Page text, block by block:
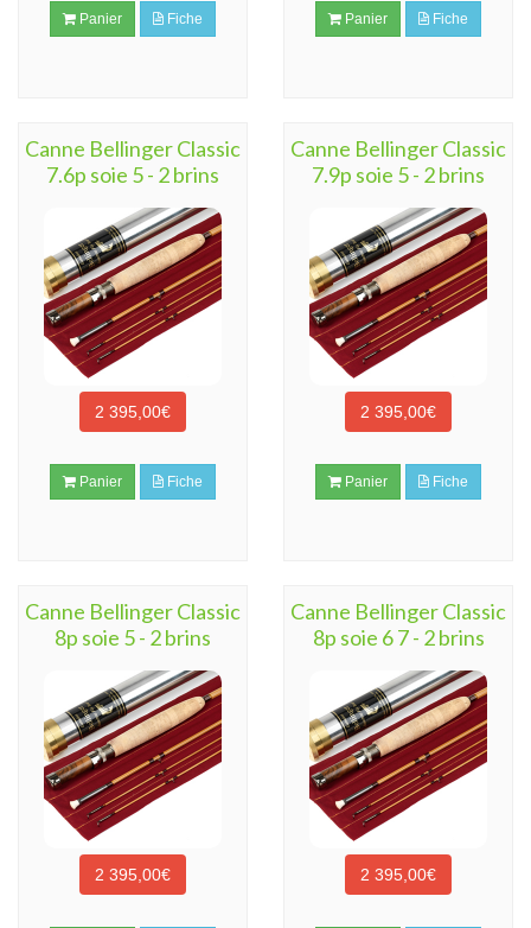
Panier Fiche Panier Fiche
Canne Bellinger Classic
7.6p soie 5 - 2 brins
2 395,00€
Panier Fiche
Canne Bellinger Classic
7.9p soie 5 - 2 brins
2 395,00€
Panier Fiche
Canne Bellinger Classic
8p soie 5 - 2 brins
2 395,00€
Canne Bellinger Classic
8p soie 6 7 - 2 brins
2 395,00€